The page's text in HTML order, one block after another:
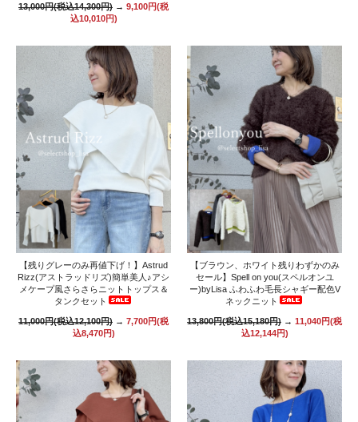
13,000円(税込14,300円) → 9,100円(税
込10,010円)
【残りグレーのみ再値下げ！】Astrud
Rizz(アストラッドリズ)簡単美人♪アシ
メケープ風さらさらニットトップス＆
タンクセット
11,000円(税込12,100円) → 7,700円(税
込8,470円)
【ブラウン、ホワイト残りわずかのみ
セール】Spell on you(スペルオンユ
ー)byLisa ふわふわ毛長シャギー配色V
ネックニット
13,800円(税込15,180円) → 11,040円(税
込12,144円)